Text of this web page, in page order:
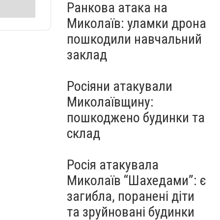
Ранкова атака на
Миколаїв: уламки дрона
пошкодили навчальний
заклад
Росіяни атакували
Миколаївщину:
пошкоджено будинки та
склад
Росія атакувала
Миколаїв “Шахедами”: є
загибла, поранені діти
та зруйновані будинки